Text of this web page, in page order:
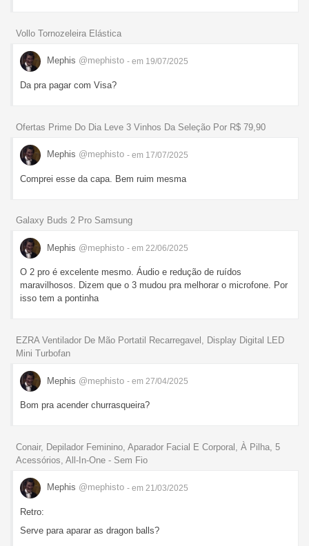
Vollo Tornozeleira Elástica
Mephis @mephisto - em 19/07/2025
Da pra pagar com Visa?
Ofertas Prime Do Dia Leve 3 Vinhos Da Seleção Por R$ 79,90
Mephis @mephisto - em 17/07/2025
Comprei esse da capa. Bem ruim mesma
Galaxy Buds 2 Pro Samsung
Mephis @mephisto - em 22/06/2025
O 2 pro é excelente mesmo. Áudio e redução de ruídos
maravilhosos. Dizem que o 3 mudou pra melhorar o microfone. Por
isso tem a pontinha
EZRA Ventilador De Mão Portatil Recarregavel, Display Digital LED
Mini Turbofan
Mephis @mephisto - em 27/04/2025
Bom pra acender churrasqueira?
Conair, Depilador Feminino, Aparador Facial E Corporal, À Pilha, 5
Acessórios, All-In-One - Sem Fio
Mephis @mephisto - em 21/03/2025
Retro:
Serve para aparar as dragon balls?